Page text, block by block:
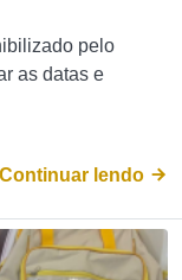
pelo
as datas e
Continuar lendo